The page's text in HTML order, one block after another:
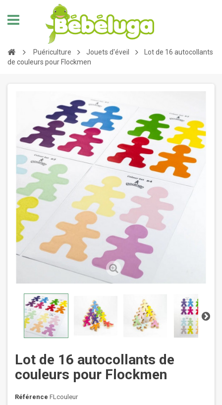
Puériculture Jouets d'éveil
Lot de 16 autocollants
de couleurs pour Flockmen
Lot de 16 autocollants de
couleurs pour Flockmen
Référence FLcouleur